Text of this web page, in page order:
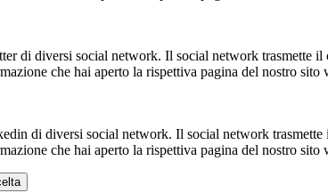
di diversi social network. Il social network trasmette
che hai aperto la rispettiva pagina del nostro sito
di diversi social network. Il social network
che hai aperto la rispettiva pagina del nostro sito